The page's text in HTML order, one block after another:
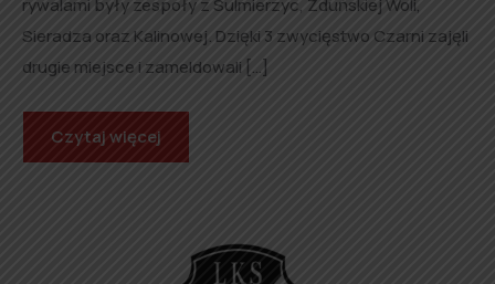
rywalami były zespoły z Sulmierzyc, Zduńskiej Woli,
Sieradza oraz Kalinowej. Dzięki 3 zwycięstwo Czarni zajęli
drugie miejsce i zameldowali […]
Czytaj więcej